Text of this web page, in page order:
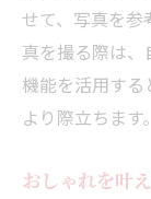
せて、写真を参
真を撮る際は
機能を活用す
より際立ちます。
おしゃれを叶